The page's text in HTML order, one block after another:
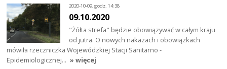
2020-10-09, godz. 14:38
09.10.2020
"Żółta strefa" będzie obowiązywać w całym kraju
od jutra. O nowych nakazach i obowiązkach
mówiła rzeczniczka Wojewódzkiej Stacji Sanitarno -
Epidemiologicznej… » więcej